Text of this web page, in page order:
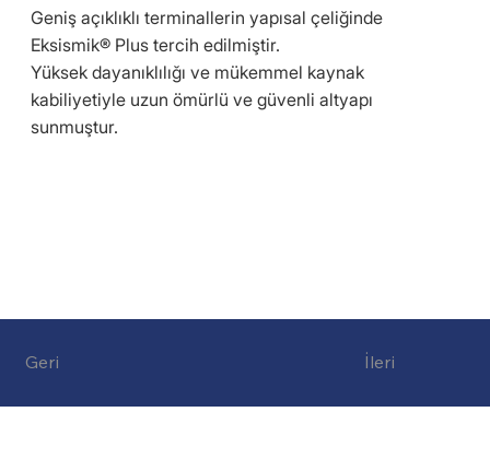
Geniş açıklıklı terminallerin yapısal çeliğinde
Eksismik® Plus tercih edilmiştir.
Yüksek dayanıklılığı ve mükemmel kaynak
kabiliyetiyle uzun ömürlü ve güvenli altyapı
sunmuştur.
İleri
Geri